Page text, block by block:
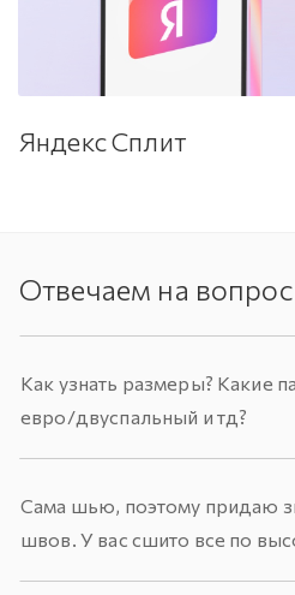
Яндекс Сплит
Отвечаем на
Как узнать размеры? Какие
евро/двуспальный и тд?
Сама шью, поэтому придаю
швов. У вас сшито все по